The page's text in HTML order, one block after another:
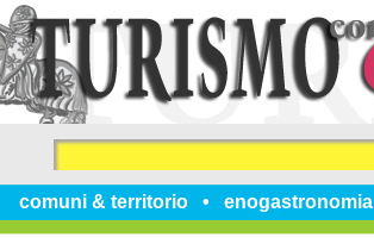
comuni & territorio enogastronomia